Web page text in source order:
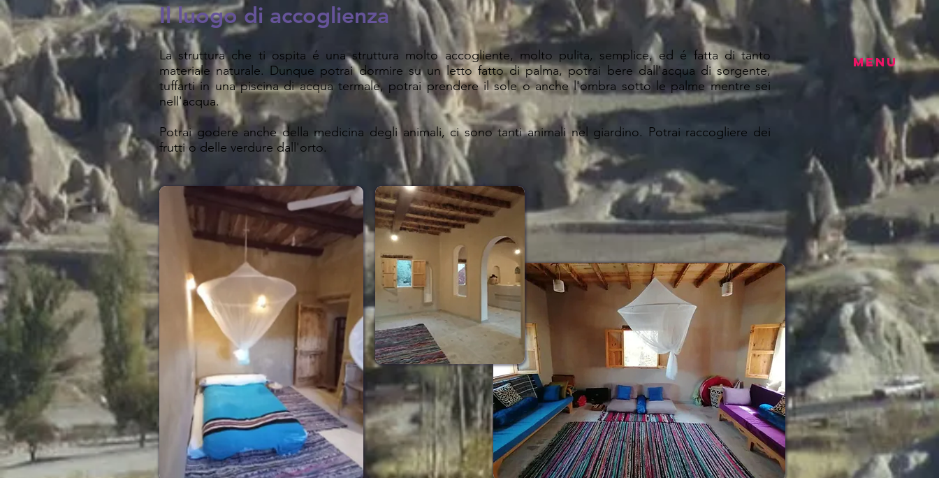
MENU
Il luogo di accoglienza
La struttura che ti ospita é una struttura molto accogliente, molto pulita, semplice, ed é fatta di tanto
materiale naturale. Dunque potrai dormire su un letto fatto di palma, potrai bere dall'acqua di sorgente,
tuffarti in una piscina di acqua termale, potrai prendere il sole o anche l'ombra sotto le palme mentre sei
nell'acqua.
Potrai godere anche della medicina degli animali, ci sono tanti animali nel giardino. Potrai raccogliere dei
frutti o delle verdure dall'orto.